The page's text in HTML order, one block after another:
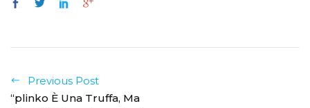
Previous Post
“plinko È Una Truffa, Ma